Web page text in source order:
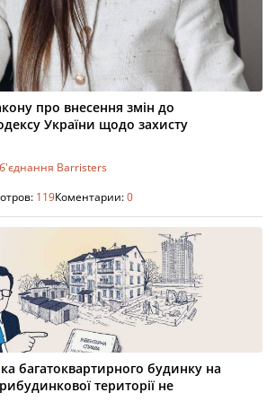
про внесення змін до
України щодо захисту
Barristers
119Коментарии:0
багатоквартирного будинку на
території не